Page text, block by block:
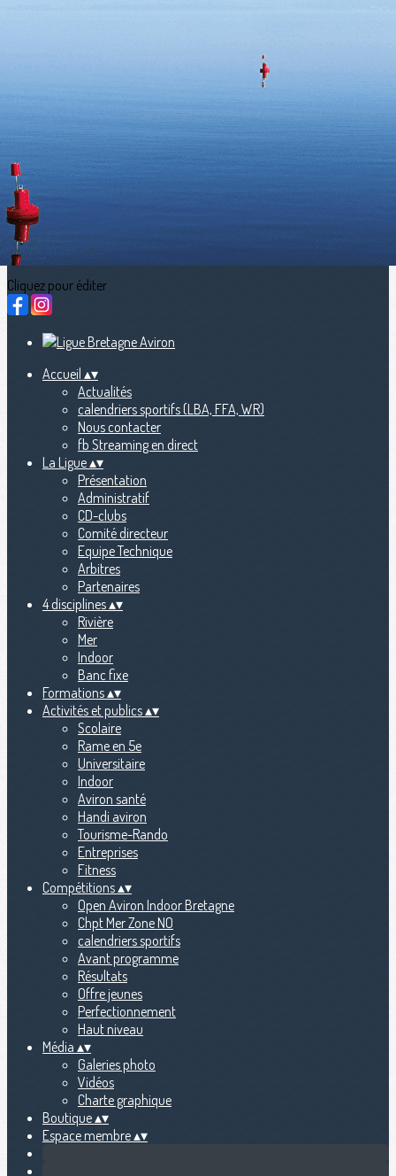
Exporter uniquement les colonnes affichées
Actualités
Ajoutez un logo, un bouton, des réseaux sociaux
Cliquez pour éditer
Accueil ▴▾
Actualités
calendriers sportifs (LBA, FFA, WR)
Nous contacter
fb Streaming en direct
La Ligue▴▾
Présentation
Administratif
CD-clubs
Comité directeur
Equipe Technique
Arbitres
Partenaires
4 disciplines▴▾
Rivière
Mer
Indoor
Banc fixe
Formations▴▾
Activités et publics▴▾
Scolaire
Rame en 5e
Universitaire
Indoor
Aviron santé
Handi aviron
Tourisme-Rando
Entreprises
Fitness
Compétitions▴▾
Open Aviron Indoor Bretagne
Chpt Mer Zone NO
calendriers sportifs
Avant programme
Résultats
Offre jeunes
Perfectionnement
Haut niveau
Média ▴▾
Galeries photo
Vidéos
Charte graphique
Boutique▴▾
Espace membre▴▾